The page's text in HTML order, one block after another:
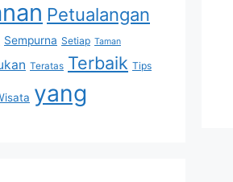
Petualangan
Sempurna Setiap Taman
Teratas Terbaik Tips
yang